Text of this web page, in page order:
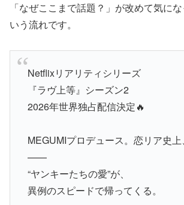
「なぜここまで話題？」が改めて気に
いう流れです。
Netflixリアリティシリーズ
『ラヴ上等』シーズン2
2026年世界独占配信決定🔥
MEGUMIプロデュース。恋リア史
——
“ヤンキーたちの愛”が、
異例のスピードで帰ってくる。